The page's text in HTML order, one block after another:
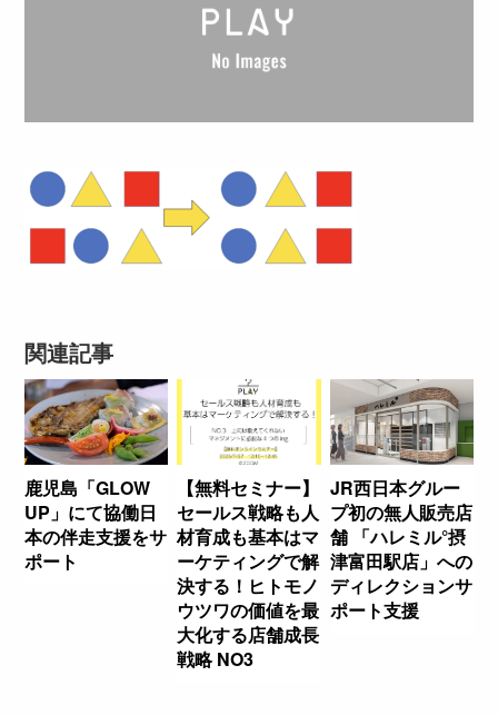
関連記事
鹿児島「GLOW
UP」にて協働日
本の伴走支援をサ
ポート
【無料セミナー】
セールス戦略も人
材育成も基本はマ
ーケティングで解
決する！ヒトモノ
ウツワの価値を最
大化する店舗成長
戦略 NO3
JR西日本グルー
プ初の無人販売店
舗 「ハレミル°摂
津富田駅店」への
ディレクションサ
ポート支援